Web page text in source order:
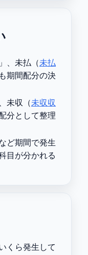
、未払（未払
期間配分の決
未収（未収収
分として整理
ど期間で発生
目が分かれる
くら発生して